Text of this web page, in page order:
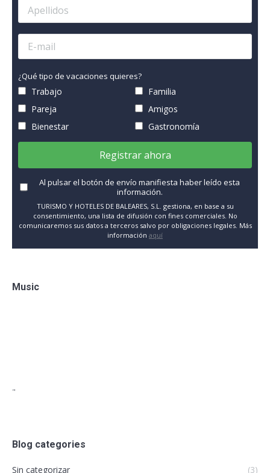
¿Qué tipo de vacaciones quieres?
Trabajo
Familia
Pareja
Amigos
Bienestar
Gastronomía
Registrar ahora
Al pulsar el botón de envío manifiesta haber leído esta
información.
TURISMO Y HOTELES DE BALEARES, S.L. gestiona, en base a su
consentimiento, una lista de difusión con fines comerciales. No
comunicaremos sus datos a terceros salvo por obligaciones legales. Más
información aquí
Music
"
Blog categories
Sin categorizar (3)